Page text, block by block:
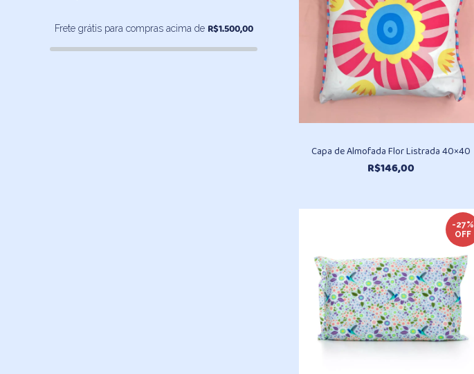
Capa de Almofada Flor Listrada 40×40
R$146,00
-27%
OFF
Frete grátis para compras acima de R$1.500,00